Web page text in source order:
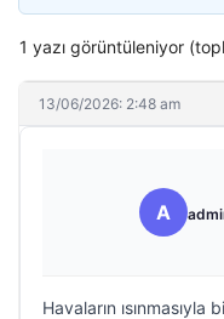
1 yazı görüntüleniyor
13/06/2026: 2:48 am
A
Havaların